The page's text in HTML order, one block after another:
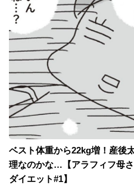
ベスト体重から22kg増！産後
理なのかな…【アラフィフ母
ダイエット#1】